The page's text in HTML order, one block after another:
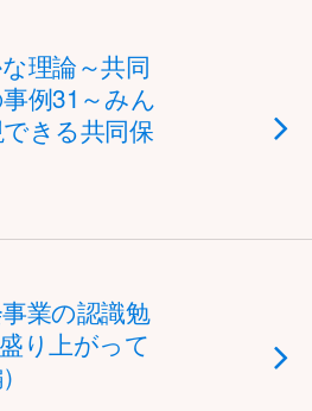
理論～共同
例31～みん
きる共同保
業の認識勉
り上がって